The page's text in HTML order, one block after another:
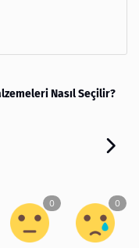
Nasıl Seçilir?